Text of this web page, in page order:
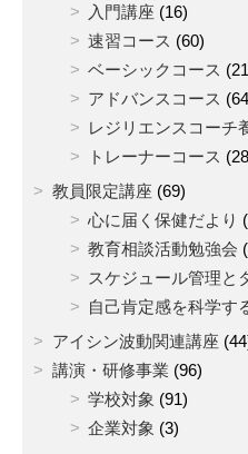
入門講座 (16)
速習コース (60)
ベーシックコース
アドバンスコース
レジリエンスコーチ
トレーナーコース
教員限定講座 (69)
心に届く保健だより
教育相談活動勉強会
スケジュール管理と
自己肯定感を科学す
アイシン波動関連講座
講演・研修事業 (96)
学校対象 (91)
企業対象 (3)